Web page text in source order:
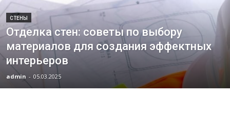
СТЕНЫ
Отделка стен: советы по выбору
материалов для создания эффектных
интерьеров
admin - 05.03.2025